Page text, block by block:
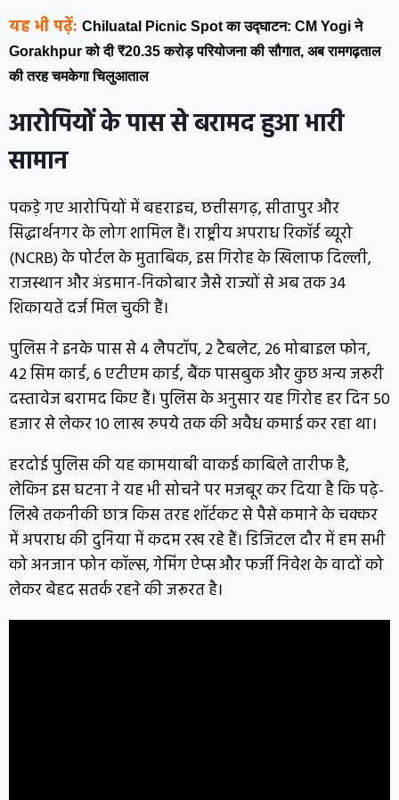
यह भी पढ़ें: Chiluatal Picnic Spot का उद्घाटन: CM Yogi ने
Gorakhpur को दी ₹20.35 करोड़ परियोजना की सौगात, अब रामगढ़ताल
की तरह चमकेगा चिलुआताल
आरोपियों के पास से बरामद हुआ भारी
सामान
पकड़े गए आरोपियों में बहराइच, छत्तीसगढ़, सीतापुर और
सिद्धार्थनगर के लोग शामिल हैं। राष्ट्रीय अपराध रिकॉर्ड ब्यूरो
(NCRB) के पोर्टल के मुताबिक, इस गिरोह के खिलाफ दिल्ली,
राजस्थान और अंडमान-निकोबार जैसे राज्यों से अब तक 34
शिकायतें दर्ज मिल चुकी हैं।
पुलिस ने इनके पास से 4 लैपटॉप, 2 टैबलेट, 26 मोबाइल फोन,
42 सिम कार्ड, 6 एटीएम कार्ड, बैंक पासबुक और कुछ अन्य जरूरी
दस्तावेज बरामद किए हैं। पुलिस के अनुसार यह गिरोह हर दिन 50
हजार से लेकर 10 लाख रुपये तक की अवैध कमाई कर रहा था।
हरदोई पुलिस की यह कामयाबी वाकई काबिले तारीफ है,
लेकिन इस घटना ने यह भी सोचने पर मजबूर कर दिया है कि पढ़े-
लिखे तकनीकी छात्र किस तरह शॉर्टकट से पैसे कमाने के चक्कर
में अपराध की दुनिया में कदम रख रहे हैं। डिजिटल दौर में हम सभी
को अनजान फोन कॉल्स, गेमिंग ऐप्स और फर्जी निवेश के वादों को
लेकर बेहद सतर्क रहने की जरूरत है।